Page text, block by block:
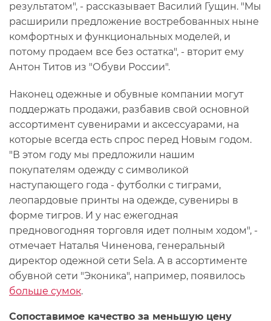
результатом", - рассказывает Василий Гущин. "Мы
расширили предложение востребованных ныне
комфортных и функциональных моделей, и
потому продаем все без остатка", - вторит ему
Антон Титов из "Обуви России".
Наконец одежные и обувные компании могут
поддержать продажи, разбавив свой основной
ассортимент сувенирами и аксессуарами, на
которые всегда есть спрос перед Новым годом.
"В этом году мы предложили нашим
покупателям одежду с символикой
наступающего года - футболки с тиграми,
леопардовые принты на одежде, сувениры в
форме тигров. И у нас ежегодная
предновогодняя торговля идет полным ходом", -
отмечает Наталья Чиненова, генеральный
директор одежной сети Sela. А в ассортименте
обувной сети "Эконика", например, появилось
больше сумок.
Сопоставимое качество за меньшую цену